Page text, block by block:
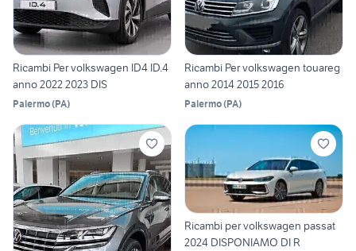
Ricambi Per volkswagen ID4 ID.4
anno 2022 2023 DIS
Palermo(PA)
Ricambi Per volkswagen touareg
anno 2014 2015 2016
Palermo(PA)
Ricambi per volkswagen passat
2024 DISPONIAMO DI R